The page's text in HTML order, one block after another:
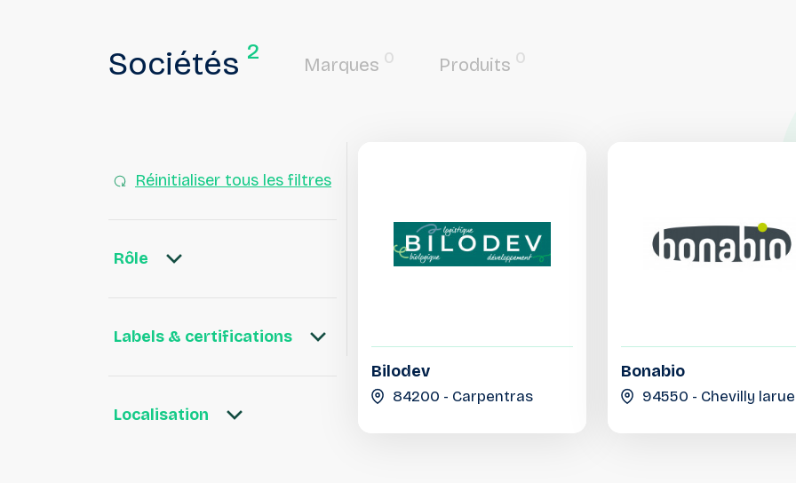
Sociétés 2
Marques 0 Produits 0
Réinitialiser tous les filtres
Rôle
Labels & certifications
Localisation
Bilodev
84200 - Carpentras
Bonabio
94550 - Chevilly larue